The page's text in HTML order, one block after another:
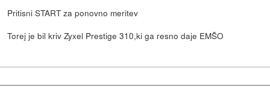
Pritisni START za ponovno meritev
Torej je bil kriv Zyxel Prestige 310,ki ga resno daje EMŠO